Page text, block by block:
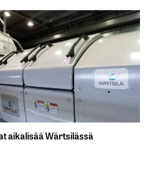
aikalisää Wärtsilässä